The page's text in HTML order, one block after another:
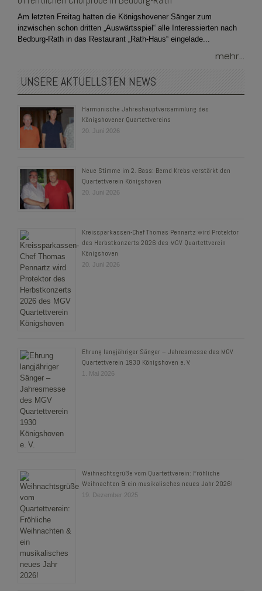
Am letzten Freitag hatten die Königshovener Sänger zum
inzwischen schon dritten „Auswärtsspiel“ alle Interessierten nach
Bedburg-Rath in das Restaurant „Rath-Haus“ eingelade...
mehr...
UNSERE AKTUELLSTEN NEWS
Harmonische Jahreshauptversammlung des
Königshovener Quartettvereins
20. Juni 2026
Neue Stimme im 2. Bass: Bernd Krebs verstärkt den
Quartettverein Königshoven
20. Juni 2026
Kreissparkassen-Chef Thomas Pennartz wird Protektor
des Herbstkonzerts 2026 des MGV Quartettverein
Königshoven
20. Juni 2026
Ehrung langjähriger Sänger – Jahresmesse des MGV
Quartettverein 1930 Königshoven e. V.
1. Mai 2026
Weihnachtsgrüße vom Quartettverein: Fröhliche
Weihnachten & ein musikalisches neues Jahr 2026!
19. Dezember 2025